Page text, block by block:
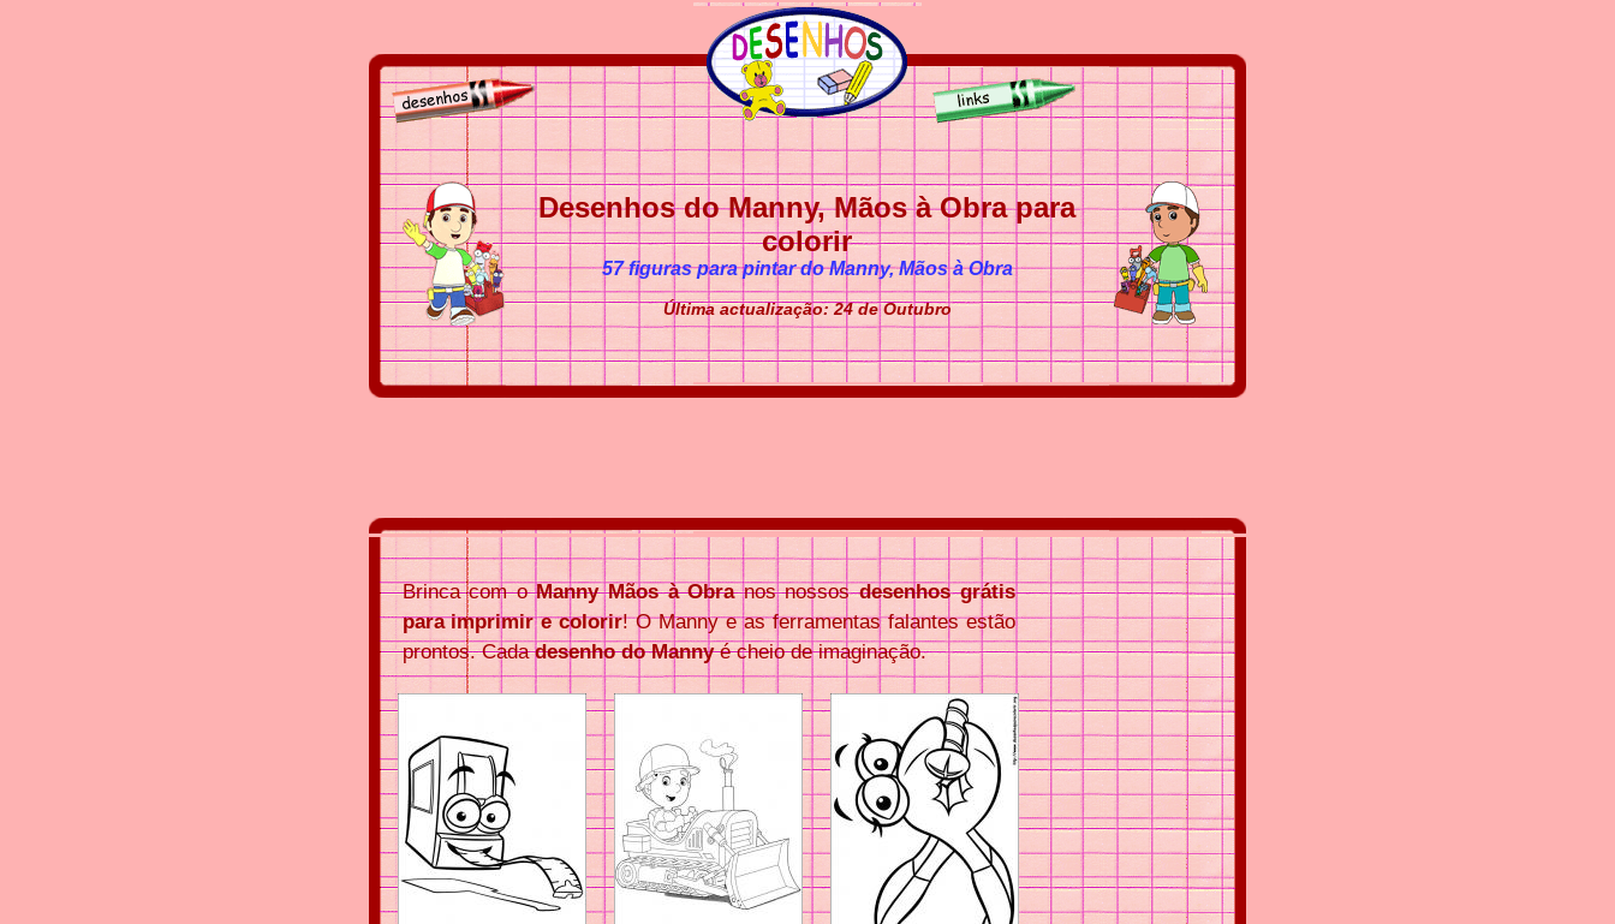
Desenhos do Manny, Mãos à Obra para
colorir
57 figuras para pintar do Manny, Mãos à Obra
Última actualização: 24 de Outubro
Brinca com oManny Mãos à Obranos nossosdesenhos grátis
para imprimir e colorir! O Manny e as ferramentas falantes estão
prontos. Cadadesenho do Mannyé cheio de imaginação.